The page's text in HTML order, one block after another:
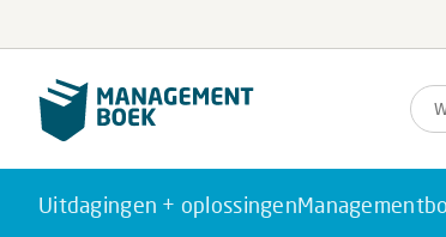
Uitdagingen + oplossingen